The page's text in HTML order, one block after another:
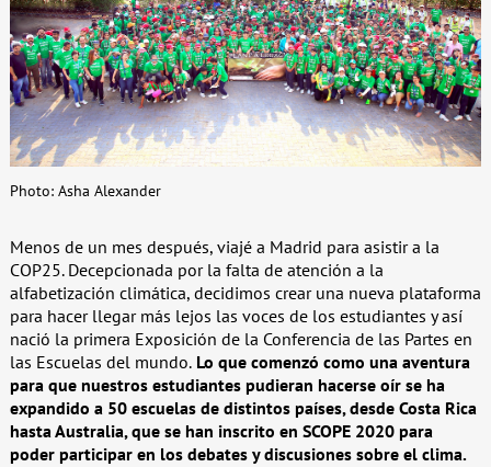
Photo: Asha Alexander
Menos de un mes después, viajé a Madrid para asistir a la
COP25. Decepcionada por la falta de atención a la
alfabetización climática, decidimos crear una nueva plataforma
para hacer llegar más lejos las voces de los estudiantes y así
nació la primera Exposición de la Conferencia de las Partes en
las Escuelas del mundo.Lo que comenzó como una aventura
para que nuestros estudiantes pudieran hacerse oír se ha
expandido a 50 escuelas de distintos países, desde Costa Rica
hasta Australia, que se han inscrito en SCOPE 2020 para
poder participar en los debates y discusiones sobre el clima.